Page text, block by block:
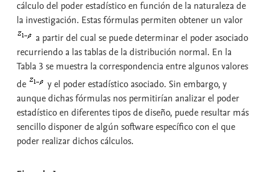
cálculo del poder estadístico en función de la naturaleza de
la investigación. Estas fórmulas permiten obtener un valor
a partir del cual se puede determinar el poder asociado
recurriendo a las tablas de la distribución normal. En la
Tabla 3 se muestra la correspondencia entre algunos valores
de
y el poder estadístico asociado. Sin embargo, y
aunque dichas fórmulas nos permitirían analizar el poder
estadístico en diferentes tipos de diseño, puede resultar más
sencillo disponer de algún software específico con el que
poder realizar dichos cálculos.